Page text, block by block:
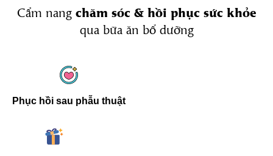
Cẩm nang chăm sóc & hồi phục sức khỏe
qua bữa ăn bổ dưỡng
Phục hồi sau phẫu thuật